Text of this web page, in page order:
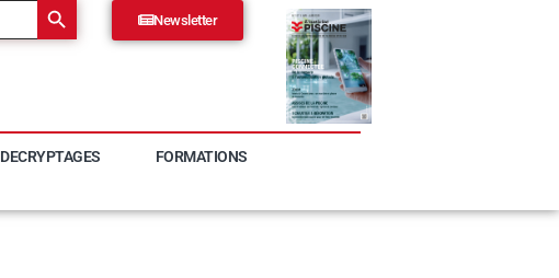
Newsletter
DECRYPTAGES FORMATIONS